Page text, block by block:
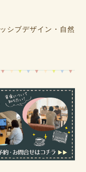
シブデザイン・自然